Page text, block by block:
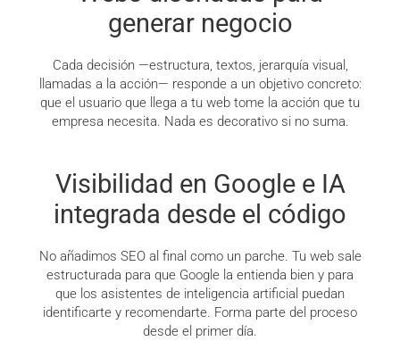
generar negocio
Cada decisión —estructura, textos, jerarquía visual,
llamadas a la acción— responde a un objetivo concreto:
que el usuario que llega a tu web tome la acción que tu
empresa necesita. Nada es decorativo si no suma.
Visibilidad en Google e IA
integrada desde el código
No añadimos SEO al final como un parche. Tu web sale
estructurada para que Google la entienda bien y para
que los asistentes de inteligencia artificial puedan
identificarte y recomendarte. Forma parte del proceso
desde el primer día.